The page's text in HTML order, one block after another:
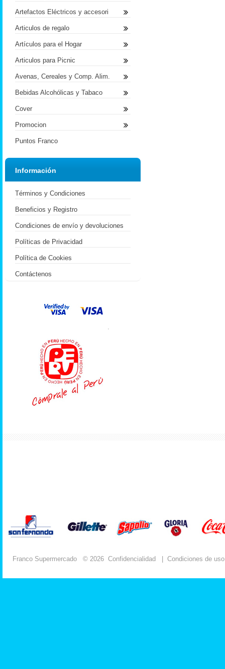
Artefactos Eléctricos y accesori
Articulos de regalo
Artículos para el Hogar
Articulos para Picnic
Avenas, Cereales y Comp. Alim.
Bebidas Alcohólicas y Tabaco
Cover
Promocion
Puntos Franco
Información
Términos y Condiciones
Beneficios y Registro
Condiciones de envío y devoluciones
Políticas de Privacidad
Política de Cookies
Contáctenos
.
Franco Supermercado © 2026 Confidencialidad Condiciones de uso